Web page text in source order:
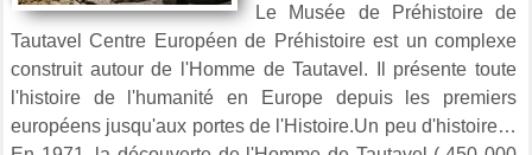
Le Musée de Préhistoire de
Tautavel Centre Européen de Préhistoire est un complexe
construit autour de l'Homme de Tautavel. Il présente toute
l'histoire de l'humanité en Europe depuis les premiers
européens jusqu'aux portes de l'Histoire.Un peu d'histoire…